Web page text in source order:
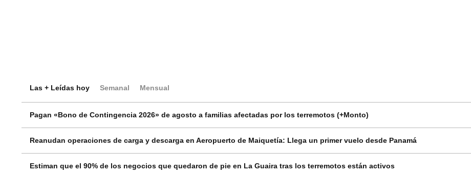
Las + Leídas hoy Semanal Mensual
Pagan «Bono de Contingencia 2026» de agosto a familias afectadas por los terremotos (+Monto)
Reanudan operaciones de carga y descarga en Aeropuerto de Maiquetía: Llega un primer vuelo desde Panamá
Estiman que el 90% de los negocios que quedaron de pie en La Guaira tras los terremotos están activos